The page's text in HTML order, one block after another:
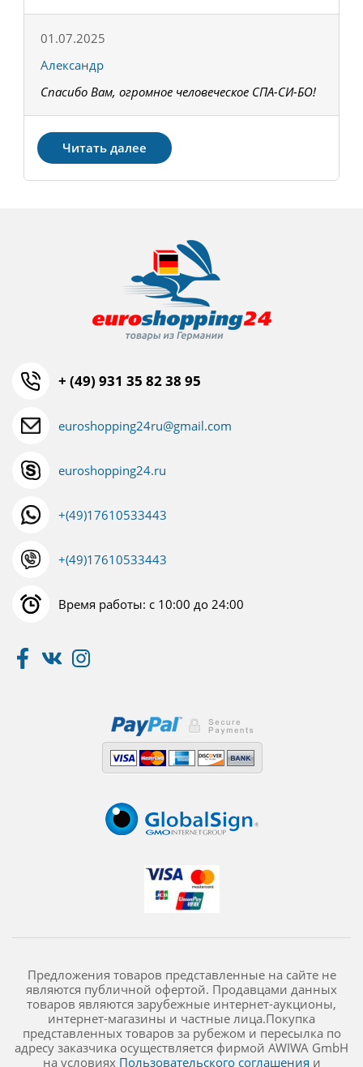
01.07.2025
Александр
Спасибо Вам, огромное человеческое СПА-СИ-БО!
Читать далее
+ (49) 931 35 82 38 95
euroshopping24ru@gmail.com
euroshopping24.ru
+(49)17610533443
+(49)17610533443
Время работы: с 10:00 до 24:00
Предложения товаров представленные на сайте не
являются публичной офертой. Продавцами данных
товаров являются зарубежные интернет-аукционы,
интернет-магазины и частные лица.Покупка
представленных товаров за рубежом и пересылка по
адресу заказчика осуществляется фирмой AWIWA GmbH
на условиях Пользовательского соглашения и